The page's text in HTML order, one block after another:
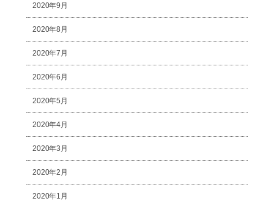
2020年9月
2020年8月
2020年7月
2020年6月
2020年5月
2020年4月
2020年3月
2020年2月
2020年1月